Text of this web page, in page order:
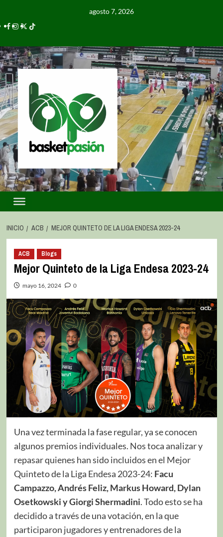
agosto 7, 2026
INICIO ACB MEJOR QUINTETO DE LA LIGA ENDESA 2023-24
ACB Blogs
Mejor Quinteto de la Liga Endesa 2023-24
mayo 16, 2024 0
Una vez terminada la fase regular, ya se conocen
algunos premios individuales. Nos toca analizar y
repasar quienes han sido incluidos en el Mejor
Quinteto de la Liga Endesa 2023-24: Facu
Campazzo, Andrés Feliz, Markus Howard, Dylan
Osetkowski y Giorgi Shermadini. Todo esto se ha
decidido a través de una votación, en la que
participaron jugadores y entrenadores de la